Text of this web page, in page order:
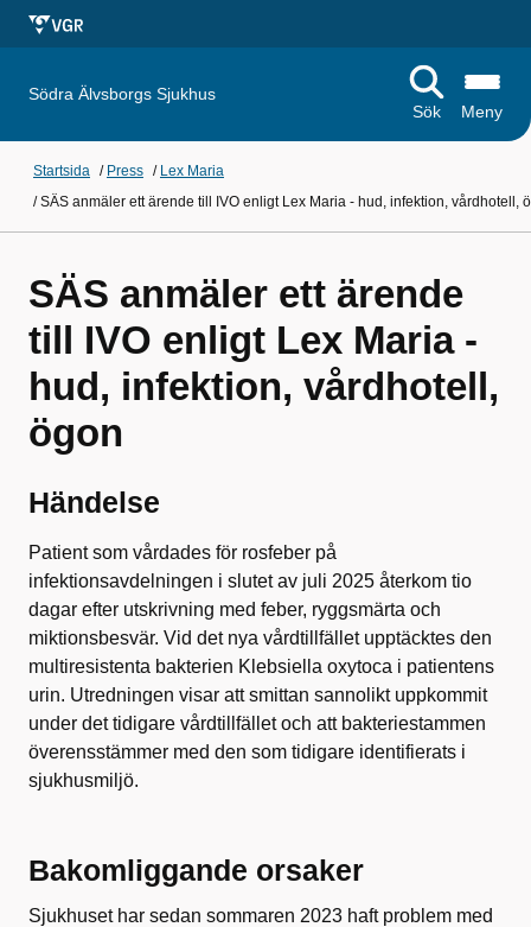
Södra Älvsborgs Sjukhus
Sök
Meny
Startsida / Press / Lex Maria
/SÄS anmäler ett ärende till IVO enligt Lex Maria - hud, infektion, vårdhotell,
SÄS anmäler ett ärende
till IVO enligt Lex Maria -
hud, infektion, vårdhotell,
ögon
Händelse
Patient som vårdades för rosfeber på
infektionsavdelningen i slutet av juli 2025 återkom tio
dagar efter utskrivning med feber, ryggsmärta och
miktionsbesvär. Vid det nya vårdtillfället upptäcktes den
multiresistenta bakterien Klebsiella oxytoca i patientens
urin. Utredningen visar att smittan sannolikt uppkommit
under det tidigare vårdtillfället och att bakteriestammen
överensstämmer med den som tidigare identifierats i
sjukhusmiljö.
Bakomliggande orsaker
Sjukhuset har sedan sommaren 2023 haft problem med